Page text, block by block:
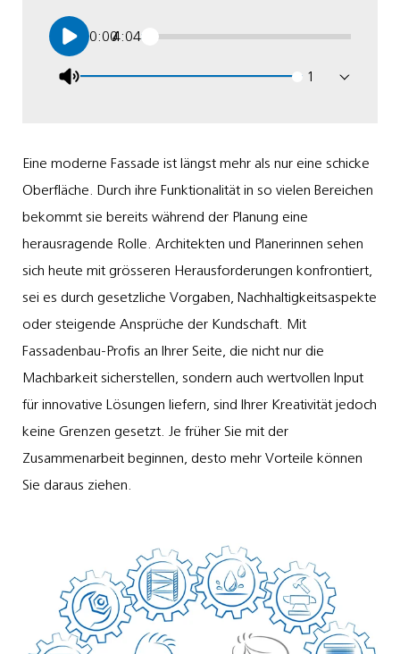
0:00
/
4:04
Eine moderne Fassade ist längst mehr als nur eine schicke
Oberfläche. Durch ihre Funktionalität in so vielen Bereichen
bekommt sie bereits während der Planung eine
herausragende Rolle. Architekten und Planerinnen sehen
sich heute mit grösseren Herausforderungen konfrontiert,
sei es durch gesetzliche Vorgaben, Nachhaltigkeitsaspekte
oder steigende Ansprüche der Kundschaft. Mit
Fassadenbau-Profis an Ihrer Seite, die nicht nur die
Machbarkeit sicherstellen, sondern auch wertvollen Input
für innovative Lösungen liefern, sind Ihrer Kreativität jedoch
keine Grenzen gesetzt. Je früher Sie mit der
Zusammenarbeit beginnen, desto mehr Vorteile können
Sie daraus ziehen.